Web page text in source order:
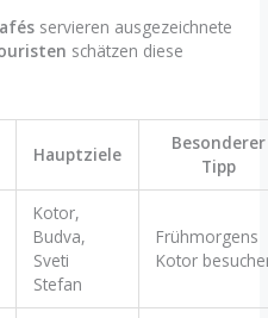
servieren ausgezeichnete
schätzen diese
Hauptziele
Besonderer
Tipp
Kotor,
Budva,
Sveti
Stefan
Frühmorgens
Kotor